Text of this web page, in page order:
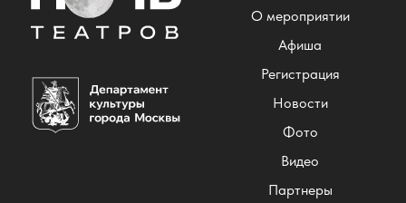
О мероприятии
Афиша
Регистрация
Новости
Фото
Видео
Партнеры